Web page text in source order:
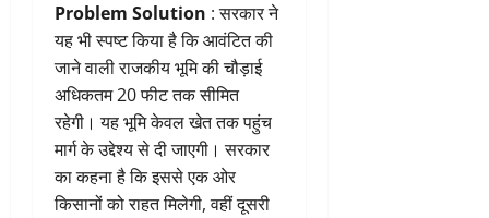
Problem Solution : सरकार ने
यह भी स्पष्ट किया है कि आवंटित की
जाने वाली राजकीय भूमि की चौड़ाई
अधिकतम 20 फीट तक सीमित
रहेगी। यह भूमि केवल खेत तक पहुंच
मार्ग के उद्देश्य से दी जाएगी। सरकार
का कहना है कि इससे एक ओर
किसानों को राहत मिलेगी, वहीं दूसरी